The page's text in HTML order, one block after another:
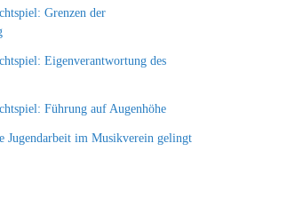
Grenzen der
Eigenverantwortung des
Führung auf Augenhöhe
Jugendarbeit im Musikverein gelingt